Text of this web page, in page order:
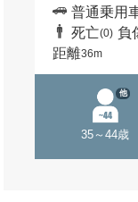
普通乗用
死亡(0) 負
距離36m
35～44歳
他